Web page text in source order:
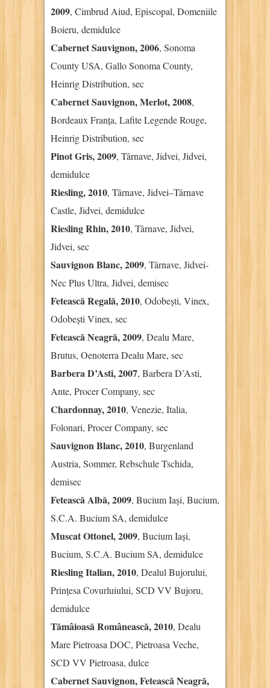
2009, Cimbrud Aiud, Episcopal, Domeniile
Boieru, demidulce
Cabernet Sauvignon, 2006, Sonoma
County USA, Gallo Sonoma County,
Heinrig Distribution, sec
Cabernet Sauvignon, Merlot, 2008,
Bordeaux Franța, Lafite Legende Rouge,
Heinrig Distribution, sec
Pinot Gris, 2009, Târnave, Jidvei, Jidvei,
demidulce
Riesling, 2010, Târnave, Jidvei–Târnave
Castle, Jidvei, demidulce
Riesling Rhin, 2010, Târnave, Jidvei,
Jidvei, sec
Sauvignon Blanc, 2009, Târnave, Jidvei-
Nec Plus Ultra, Jidvei, demisec
Fetească Regală, 2010, Odobești, Vinex,
Odobești Vinex, sec
Fetească Neagră, 2009, Dealu Mare,
Brutus, Oenoterra Dealu Mare, sec
Barbera D’Asti, 2007, Barbera D’Asti,
Ante, Procer Company, sec
Chardonnay, 2010, Venezie, Italia,
Folonari, Procer Company, sec
Sauvignon Blanc, 2010, Burgenland
Austria, Sommer, Rebschule Tschida,
demisec
Fetească Albă, 2009, Bucium Iași, Bucium,
S.C.A. Bucium SA, demidulce
Muscat Ottonel, 2009, Bucium Iași,
Bucium, S.C.A. Bucium SA, demidulce
Riesling Italian, 2010, Dealul Bujorului,
Prințesa Covurluiului, SCD VV Bujoru,
demidulce
Tămâioasă Românească, 2010, Dealu
Mare Pietroasa DOC, Pietroasa Veche,
SCD VV Pietroasa, dulce
Cabernet Sauvignon, Fetească Neagră,